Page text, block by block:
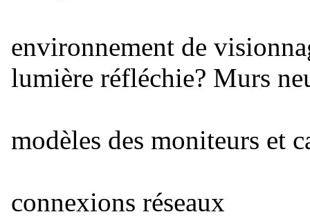
environnement de
lumière réfléchie? Murs
modèles des moniteurs et
connexions réseaux